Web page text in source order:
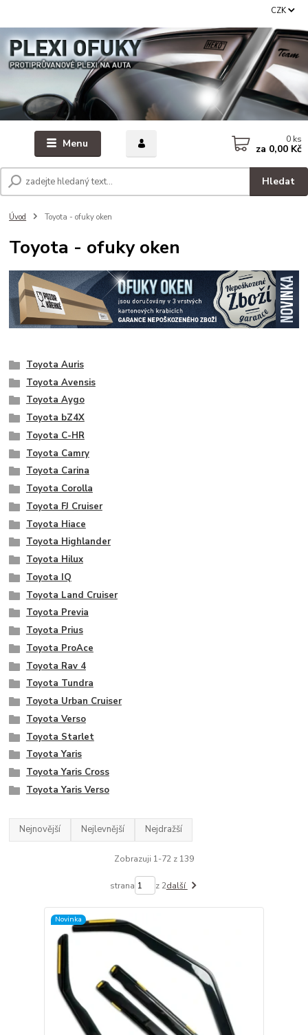
Menu
CZK
Hledat
0 ks
za 0,00 Kč
Úvod Toyota - ofuky oken
Toyota - ofuky oken
Toyota Auris
Toyota Avensis
Toyota Aygo
Toyota bZ4X
Toyota C-HR
Toyota Camry
Toyota Carina
Toyota Corolla
Toyota FJ Cruiser
Toyota Hiace
Toyota Highlander
Toyota Hilux
Toyota IQ
Toyota Land Cruiser
Toyota Previa
Toyota Prius
Toyota ProAce
Toyota Rav 4
Toyota Tundra
Toyota Urban Cruiser
Toyota Verso
Toyota Starlet
Toyota Yaris
Toyota Yaris Cross
Toyota Yaris Verso
Nejnovější Nejlevnější Nejdražší
Zobrazuji 1-72 z 139
strana z 2další
Novinka